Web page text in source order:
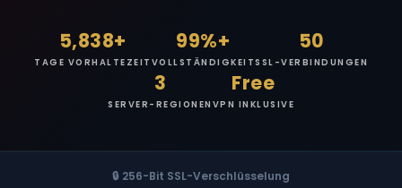
5,838+
TAGE VORHALTEZEIT
99%+
VOLLSTÄNDIGKEIT
50
SSL-VERBINDUNGEN
3
SERVER-REGIONEN
Free
VPN INKLUSIVE
🔒 256-Bit SSL-Verschlüsselung